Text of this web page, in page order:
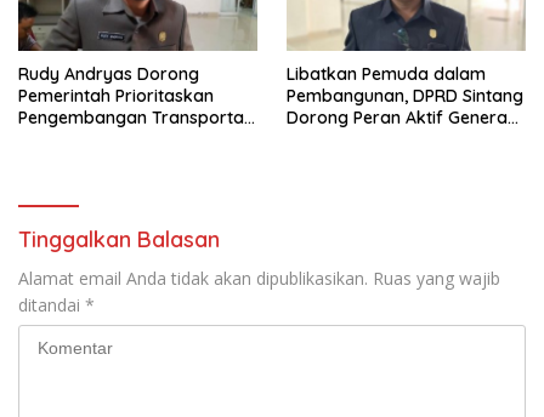
Rudy Andryas Dorong
Pemerintah Prioritaskan
Pengembangan Transportasi
Libatkan Pemuda dalam
Pembangunan, DPRD Sintang
Dorong Peran Aktif Generasi
Tinggalkan Balasan
Alamat email Anda tidak akan dipublikasikan. Ruas yang wajib
ditandai *